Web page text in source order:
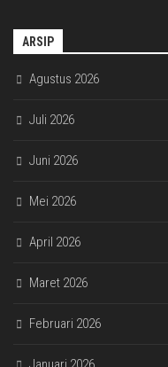
ARSIP
Agustus 2026
Juli 2026
Juni 2026
Mei 2026
April 2026
Maret 2026
Februari 2026